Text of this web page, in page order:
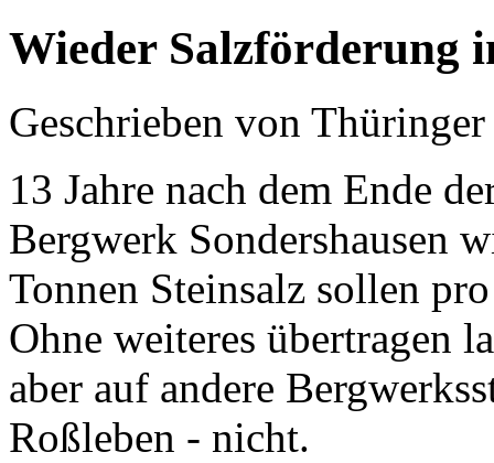
Wieder Salzförderung
Geschrieben von
13 Jahre nach dem Ende
Bergwerk Sondershausen
Tonnen Steinsalz sollen
Ohne weiteres übertragen
aber auf andere
Roßleben - nicht.